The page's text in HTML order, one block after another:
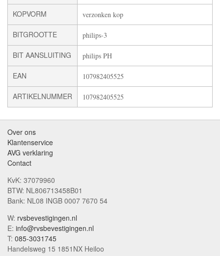
KOPVORM verzonken kop
BITGROOTTE philips-3
BIT AANSLUITING philips PH
EAN 107982405525
ARTIKELNUMMER 107982405525
Over ons
Klantenservice
AVG verklaring
Contact
KvK: 37079960
BTW: NL806713458B01
Bank: NL08 INGB 0007 7670 54
W: rvsbevestigingen.nl
E: info@rvsbevestigingen.nl
T: 085-3031745
Handelsweg 15 1851NX Heiloo